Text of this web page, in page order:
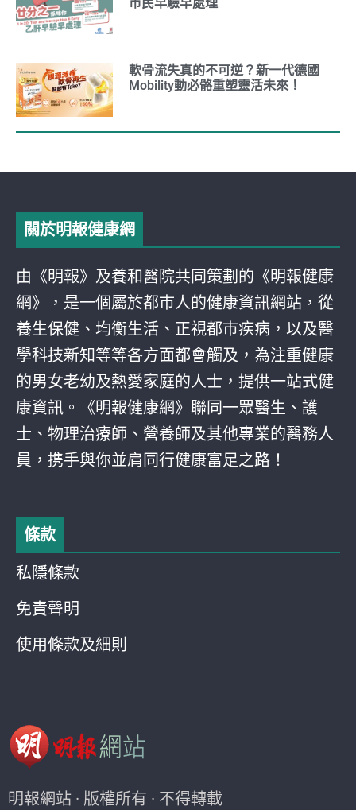
軟骨流失真的不可逆？新一代德國
Mobility動必骼重塑靈活未來！
關於明報健康網
由《明報》及養和醫院共同策劃的《明報健康
網》，是一個屬於都巿人的健康資訊網站，從
養生保健、均衡生活、正視都巿疾病，以及醫
學科技新知等等各方面都會觸及，為注重健康
的男女老幼及熱愛家庭的人士，提供一站式健
康資訊。《明報健康網》聯同一眾醫生、護
士、物理治療師、營養師及其他專業的醫務人
員，携手與你並肩同行健康富足之路！
條款
私隱條款
免責聲明
使用條款及細則
明報網站 · 版權所有 · 不得轉載